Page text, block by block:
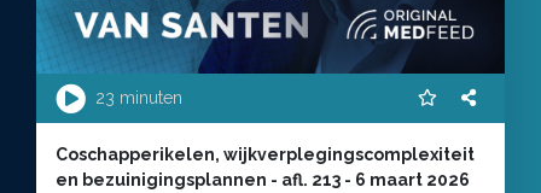
23 minuten
Coschapperikelen, wijkverplegingscomplexiteit
en bezuinigingsplannen - afl. 213 - 6 maart 2026